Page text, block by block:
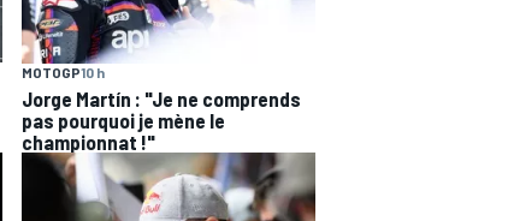
MOTOGP10 h
Jorge Martín : "Je ne comprends
pas pourquoi je mène le
championnat !"